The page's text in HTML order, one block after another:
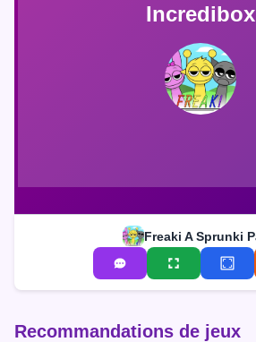
Incredibox
Recommandations de jeux